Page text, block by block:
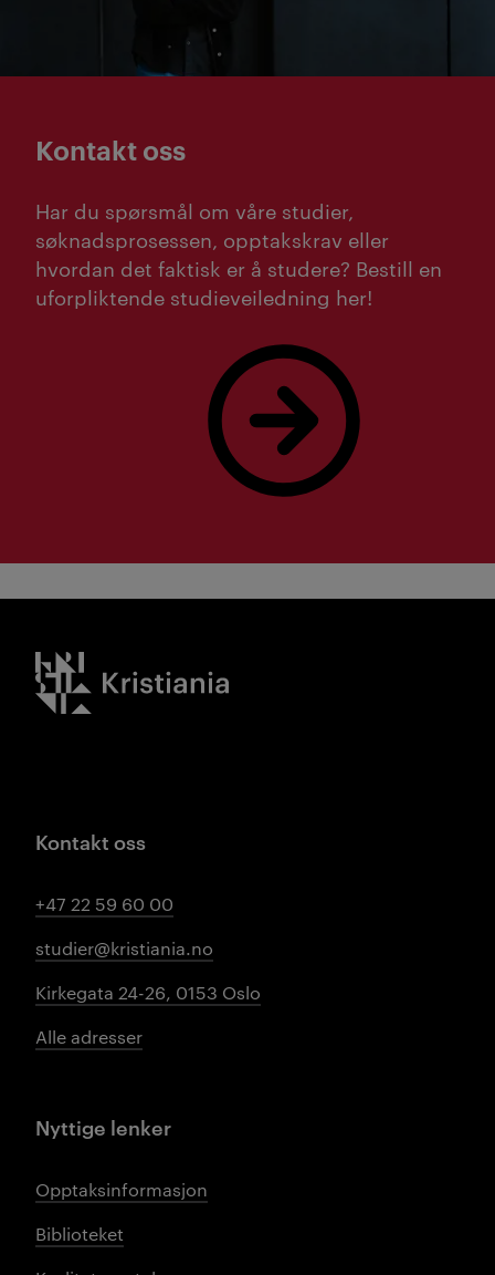
Kontakt oss
Har du spørsmål om våre studier,
søknadsprosessen, opptakskrav eller
hvordan det faktisk er å studere? Bestill en
uforpliktende studieveiledning her!
Bestill studieveiledning her!
Kristiania logo
Kontakt oss
+47 22 59 60 00
studier@kristiania.no
Kirkegata 24-26, 0153 Oslo
Alle adresser
Nyttige lenker
Opptaksinformasjon
Biblioteket